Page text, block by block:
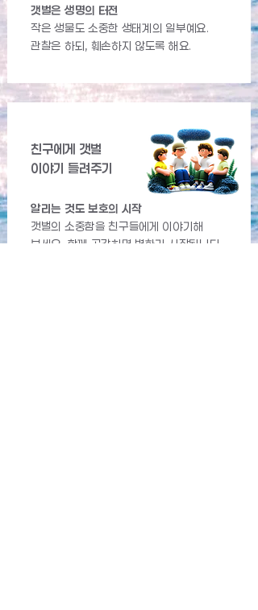
갯벌은 생명의 터전
작은 생물도 소중한 생태계의 일부예요.
관찰은 하되, 훼손하지 않도록 해요.
친구에게 갯벌
이야기 들려주기
알리는 것도 보호의 시작
갯벌의 소중함을 친구들에게 이야기해
보세요. 함께 공감하면 변화가 시작됩니다.